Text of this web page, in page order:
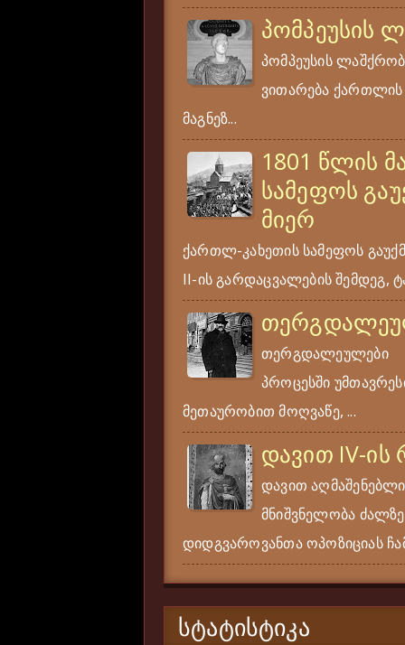
პომპეუსის
პომპეუსის
ვითარება ქართლის
მაგნეზ...
1801 წლის
სამეფოს
მიერ
ქართლ-კახეთის სამეფოს
II-ის გარდაცვალების შემდეგ,
თერგდალეულები
პროცესში
მეთაურობით მოღვაწე, ...
დავით IV-
დავით
მნიშვნელობა
დიდგვაროვანთა ოპოზიციას
ᲡᲢᲐᲢᲘᲡᲢᲘᲙᲐ